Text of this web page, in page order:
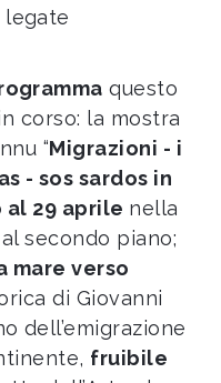
questo
corso: la mostra
“Migrazioni - i
- sos sardos in
29 aprile nella
secondo piano;
mare verso
di Giovanni
dell’emigrazione
fruibile